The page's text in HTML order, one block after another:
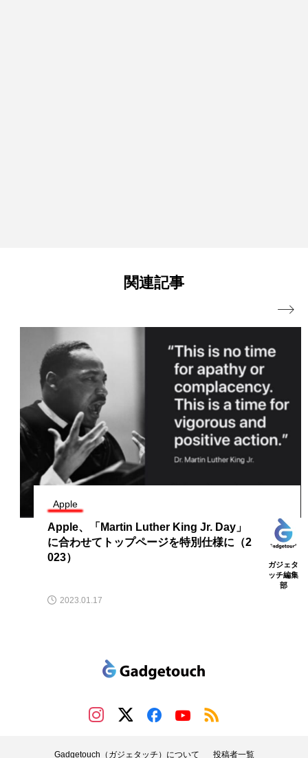
関連記事
Apple
Apple、「Martin Luther King Jr. Day」
に合わせてトップページを特別仕様に（2
023）
ガジェタ
ッチ編集
部
2023.01.17

Gadgetouch（ガジェタッチ）について 投稿者一覧